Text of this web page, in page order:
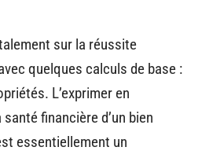
sur la réussite
quelques calculs de base :
L’exprimer en
financière d’un bien
essentiellement un